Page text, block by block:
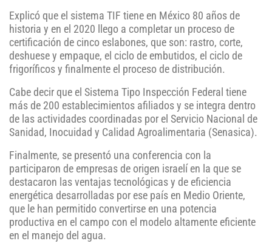
Explicó que el sistema TIF tiene en México 80 años de
historia y en el 2020 llego a completar un proceso de
certificación de cinco eslabones, que son: rastro, corte,
deshuese y empaque, el ciclo de embutidos, el ciclo de
frigoríficos y finalmente el proceso de distribución.
Cabe decir que el Sistema Tipo Inspección Federal tiene
más de 200 establecimientos afiliados y se integra dentro
de las actividades coordinadas por el Servicio Nacional de
Sanidad, Inocuidad y Calidad Agroalimentaria (Senasica).
Finalmente, se presentó una conferencia con la
participaron de empresas de origen israelí en la que se
destacaron las ventajas tecnológicas y de eficiencia
energética desarrolladas por ese país en Medio Oriente,
que le han permitido convertirse en una potencia
productiva en el campo con el modelo altamente eficiente
en el manejo del agua.